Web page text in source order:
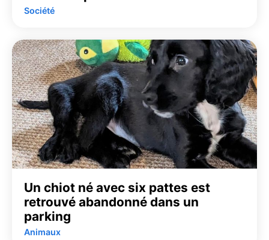
Société
Un chiot né avec six pattes est
retrouvé abandonné dans un
parking
Animaux